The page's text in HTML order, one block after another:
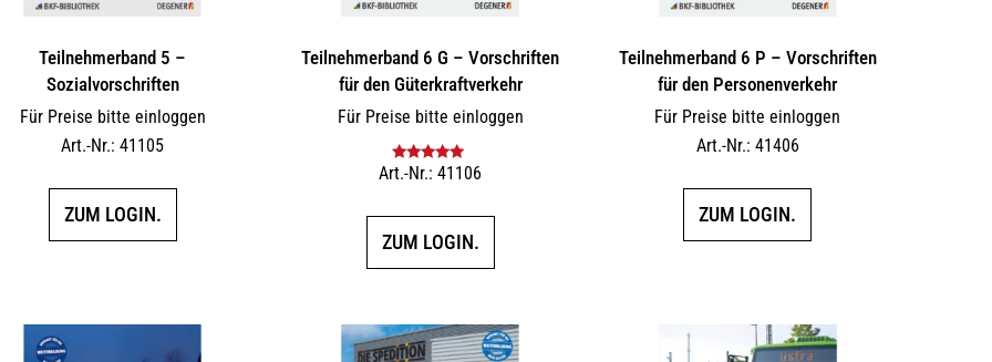
Teilnehmerband 5 –
Sozialvorschriften
Für Preise bitte einloggen
Art.-Nr.: 41105
ZUM LOGIN.
Teilnehmerband 6 G – Vorschriften
für den Güterkraftverkehr
Für Preise bitte einloggen
Bewertet mit
Art.-Nr.: 41106
ZUM LOGIN.
Teilnehmerband 6 P – Vorschriften
für den Personenverkehr
Für Preise bitte einloggen
Art.-Nr.: 41406
ZUM LOGIN.